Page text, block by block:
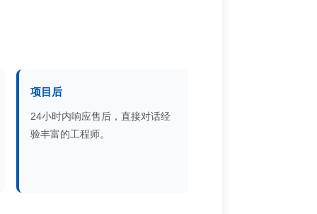
项目后
24小时内响应售后，直接对话经
验丰富的工程师。